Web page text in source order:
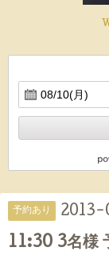
予約あり 2013-
11:30 3名様